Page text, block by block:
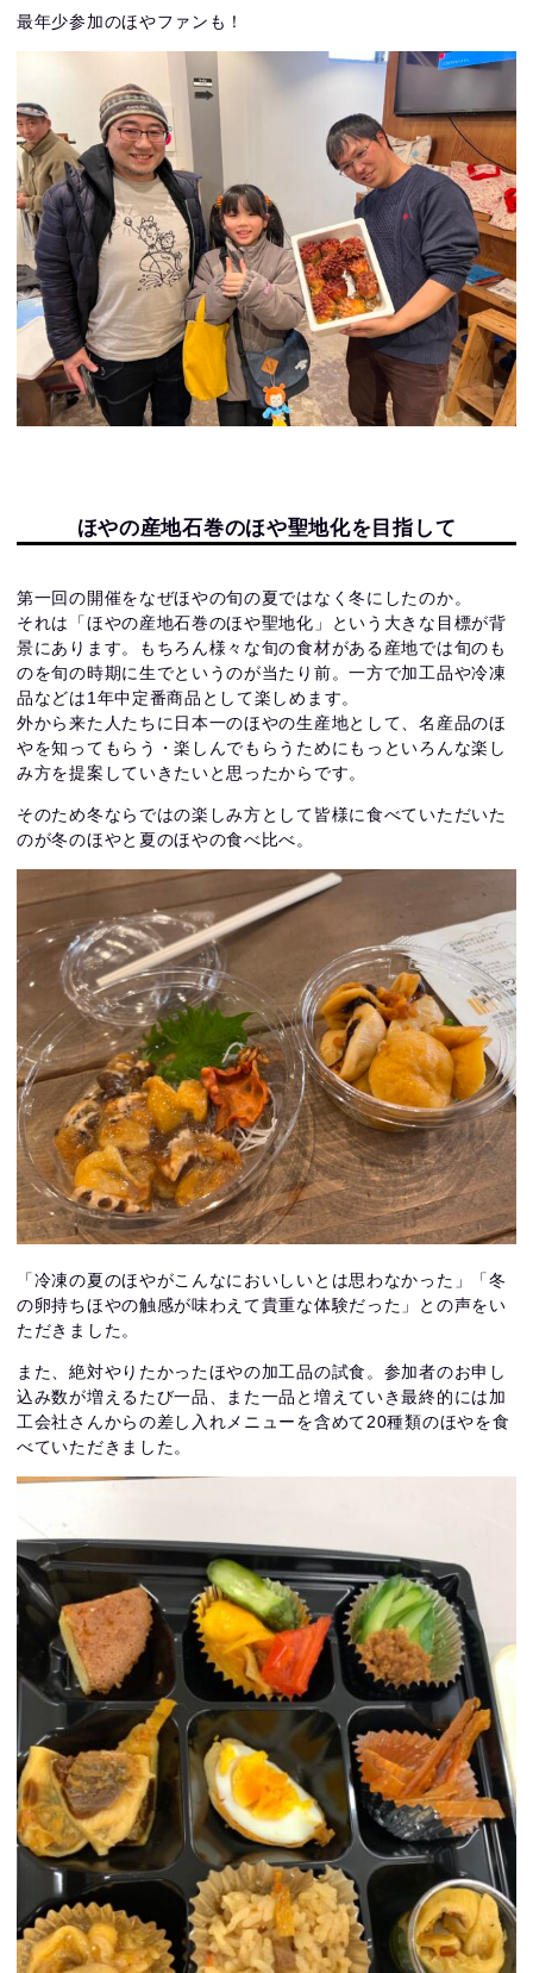
最年少参加のほやファンも！
ほやの産地石巻のほや聖地化を目指して
第一回の開催をなぜほやの旬の夏ではなく冬にしたのか。
それは「ほやの産地石巻のほや聖地化」という大きな目標が背
景にあります。もちろん様々な旬の食材がある産地では旬のも
のを旬の時期に生でというのが当たり前。一方で加工品や冷凍
品などは1年中定番商品として楽しめます。
外から来た人たちに日本一のほやの生産地として、名産品のほ
やを知ってもらう・楽しんでもらうためにもっといろんな楽し
み方を提案していきたいと思ったからです。
そのため冬ならではの楽しみ方として皆様に食べていただいた
のが冬のほやと夏のほやの食べ比べ。
「冷凍の夏のほやがこんなにおいしいとは思わなかった」「冬
の卵持ちほやの触感が味わえて貴重な体験だった」との声をい
ただきました。
また、絶対やりたかったほやの加工品の試食。参加者のお申し
込み数が増えるたび一品、また一品と増えていき最終的には加
工会社さんからの差し入れメニューを含めて20種類のほやを食
べていただきました。